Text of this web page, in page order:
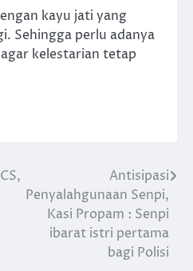
kayu jati yang
Sehingga perlu adanya
kelestarian tetap
Antisipasi
Penyalahgunaan Senpi,
Kasi Propam : Senpi
ibarat istri pertama
bagi Polisi